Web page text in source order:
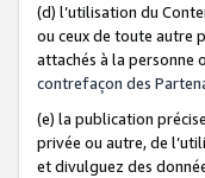
(d) l’utilisation du
ou ceux de toute autre
attachés à la
contrefaçon des
(e) la publication
privée ou autre, de
et divulguez des